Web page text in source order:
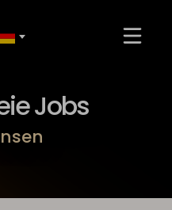
Jobs